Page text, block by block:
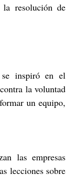
resolución de
inspiró en el
la voluntad
un equipo,
las empresas
lecciones sobre